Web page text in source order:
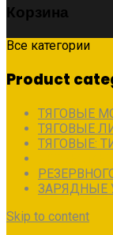
Корзина
Все категории
Product
ТЯГОВЫЕ
ТЯГОВЫЕ
ТЯГОВЫЕ:
ЗАРЯДНЫЕ
Skip to content